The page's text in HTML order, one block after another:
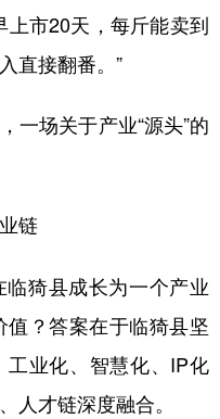
上市20天，每斤能卖到
直接翻番。”
场关于产业“源头”的
链
猗县成长为一个产业
？答案在于临猗县坚
业化、智慧化、IP化
人才链深度融合。